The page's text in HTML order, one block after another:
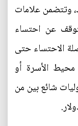
وتتضمن علامات
عن احتساء
الاحتساء حتى
الأسرة أو
شائع بين من